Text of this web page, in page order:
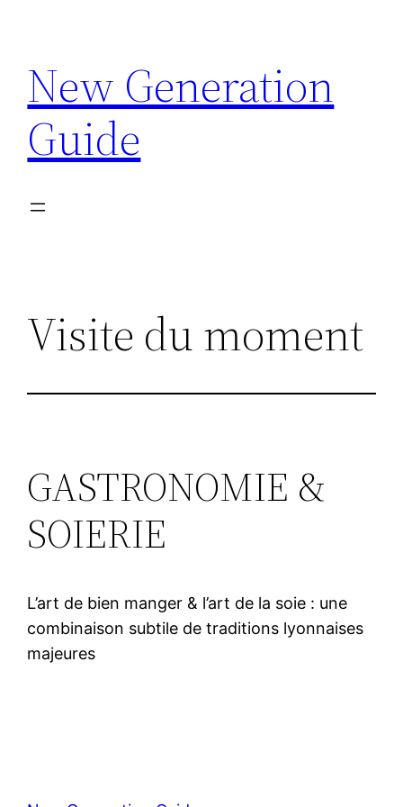
contenu
New Generation
Guide
Visite du moment
GASTRONOMIE &
SOIERIE
L’art de bien manger & l’art de la soie : une
combinaison subtile de traditions lyonnaises
majeures